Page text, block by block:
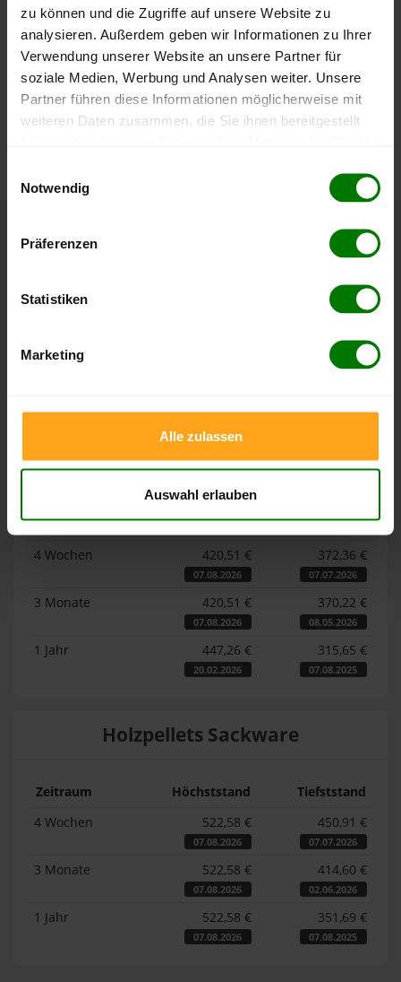
zu können und die Zugriffe auf unsere Website zu
analysieren. Außerdem geben wir Informationen zu Ihrer
Verwendung unserer Website an unsere Partner für
soziale Medien, Werbung und Analysen weiter. Unsere
Partner führen diese Informationen möglicherweise mit
weiteren Daten zusammen, die Sie ihnen bereitgestellt
Notwendig
Präferenzen
Statistiken
Marketing
Alle zulassen
Auswahl erlauben
lose Ware Sackware
September
Januar
Mai
300 €
Die aktuelle Preisentwicklung für Holzpellets in Deutschland
können Sie jederzeit auf unsererPelletspreise-Seite
Höchst- und Tiefststände der
Pelletspreise für lose Holzpellets und Holzpellets
Sackware in Niederlangen
. Das dazugehörige Datum
Zeitraum erreicht wurde.
Lose Holzpellets
Zeitraum Höchststand
Tiefststand
4 Wochen
420,51 €
07.08.2026
372,36 €
07.07.2026
3 Monate 420,51 €
07.08.2026
370,22 €
08.05.2026
1 Jahr 447,26 €
20.02.2026
315,65 €
07.08.2025
Holzpellets Sackware
Zeitraum Höchststand
Tiefststand
4 Wochen
522,58 €
07.08.2026
450,91 €
07.07.2026
3 Monate 522,58 €
07.08.2026
414,60 €
02.06.2026
1 Jahr 522,58 €
07.08.2026
351,69 €
07.08.2025